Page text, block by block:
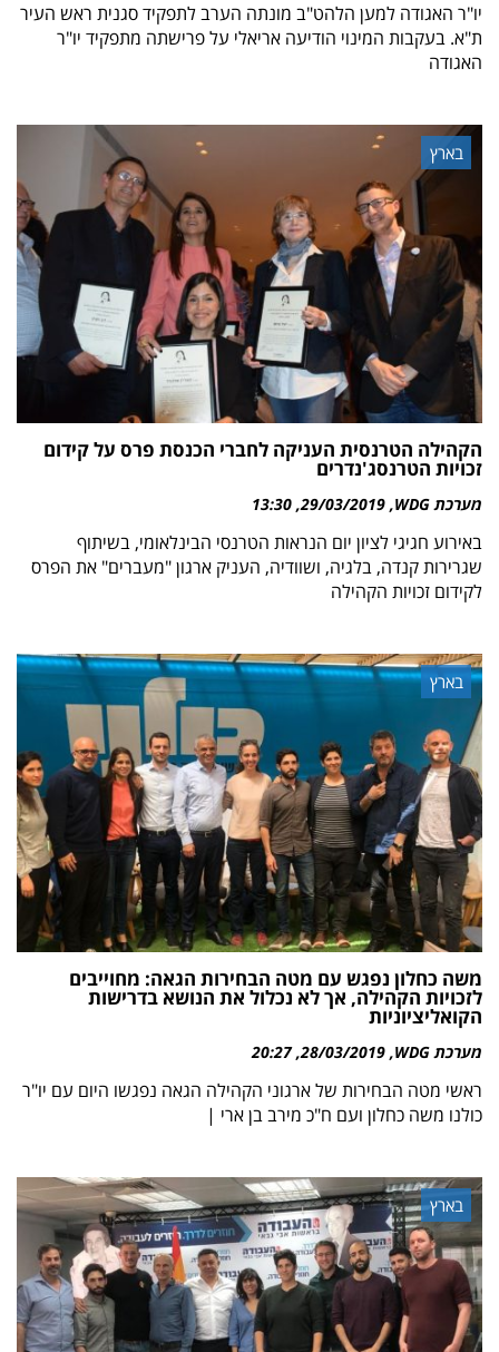
יו"ר האגודה למען הלהט"ב מונתה הערב לתפקיד סגנית ראש העיר
ת"א. בעקבות המינוי הודיעה אריאלי על פרישתה מתפקיד יו"ר
האגודה
בארץ
הקהילה הטרנסית העניקה לחברי הכנסת פרס על קידום
זכויות הטרנסג'נדרים
מערכת WDG 29/03/2019
13:30
באירוע חגיגי לציון יום הנראות הטרנסי הבינלאומי, בשיתוף
שגרירות קנדה, בלגיה, ושוודיה, העניק ארגון "מעברים" את הפרס
לקידום זכויות הקהילה
בארץ
משה כחלון נפגש עם מטה הבחירות הגאה: מחוייבים
לזכויות הקהילה, אך לא נכלול את הנושא בדרישות
הקואליציוניות
מערכת WDG 28/03/2019
20:27
ראשי מטה הבחירות של ארגוני הקהילה הגאה נפגשו היום עם יו"ר
כולנו משה כחלון ועם ח"כ מירב בן ארי |
בארץ